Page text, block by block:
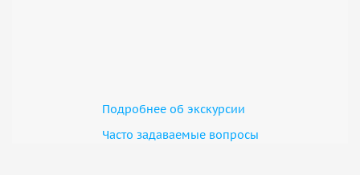
Подробнее об экскурсии
Часто задаваемые вопросы